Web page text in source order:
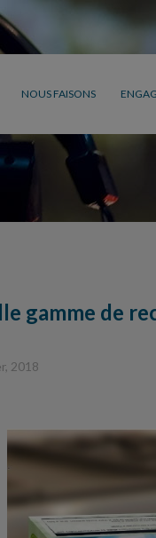
NOUS FAISONS
gamme de
2018